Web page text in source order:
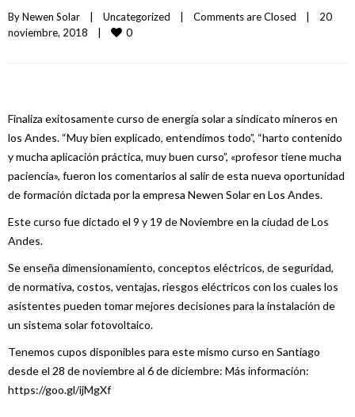
By Newen Solar Uncategorized Comments are Closed
20
noviembre, 2018
0
Finaliza exitosamente curso de energía solar a sindicato mineros en
los Andes. “Muy bien explicado, entendimos todo”, “harto contenido
y mucha aplicación práctica, muy buen curso”, «profesor tiene mucha
paciencia», fueron los comentarios al salir de esta nueva oportunidad
de formación dictada por la empresa Newen Solar en Los Andes.
Este curso fue dictado el 9 y 19 de Noviembre en la ciudad de Los
Andes.
Se enseña dimensionamiento, conceptos eléctricos, de seguridad,
de normativa, costos, ventajas, riesgos eléctricos con los cuales los
asistentes pueden tomar mejores decisiones para la instalación de
un sistema solar fotovoltaico.
Tenemos cupos disponibles para este mismo curso en Santiago
desde el 28 de noviembre al 6 de diciembre: Más información:
https://goo.gl/ijMgXf